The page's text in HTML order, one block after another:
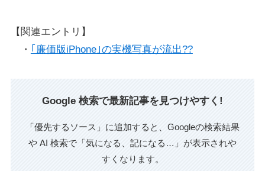
【関連エントリ】
・ ｢廉価版iPhone｣の実機写真が流出??
Google 検索で最新記事を見つけやすく!
「優先するソース」に追加すると、Googleの検索結果
や AI 検索で「気になる、記になる…」が表示されや
すくなります。